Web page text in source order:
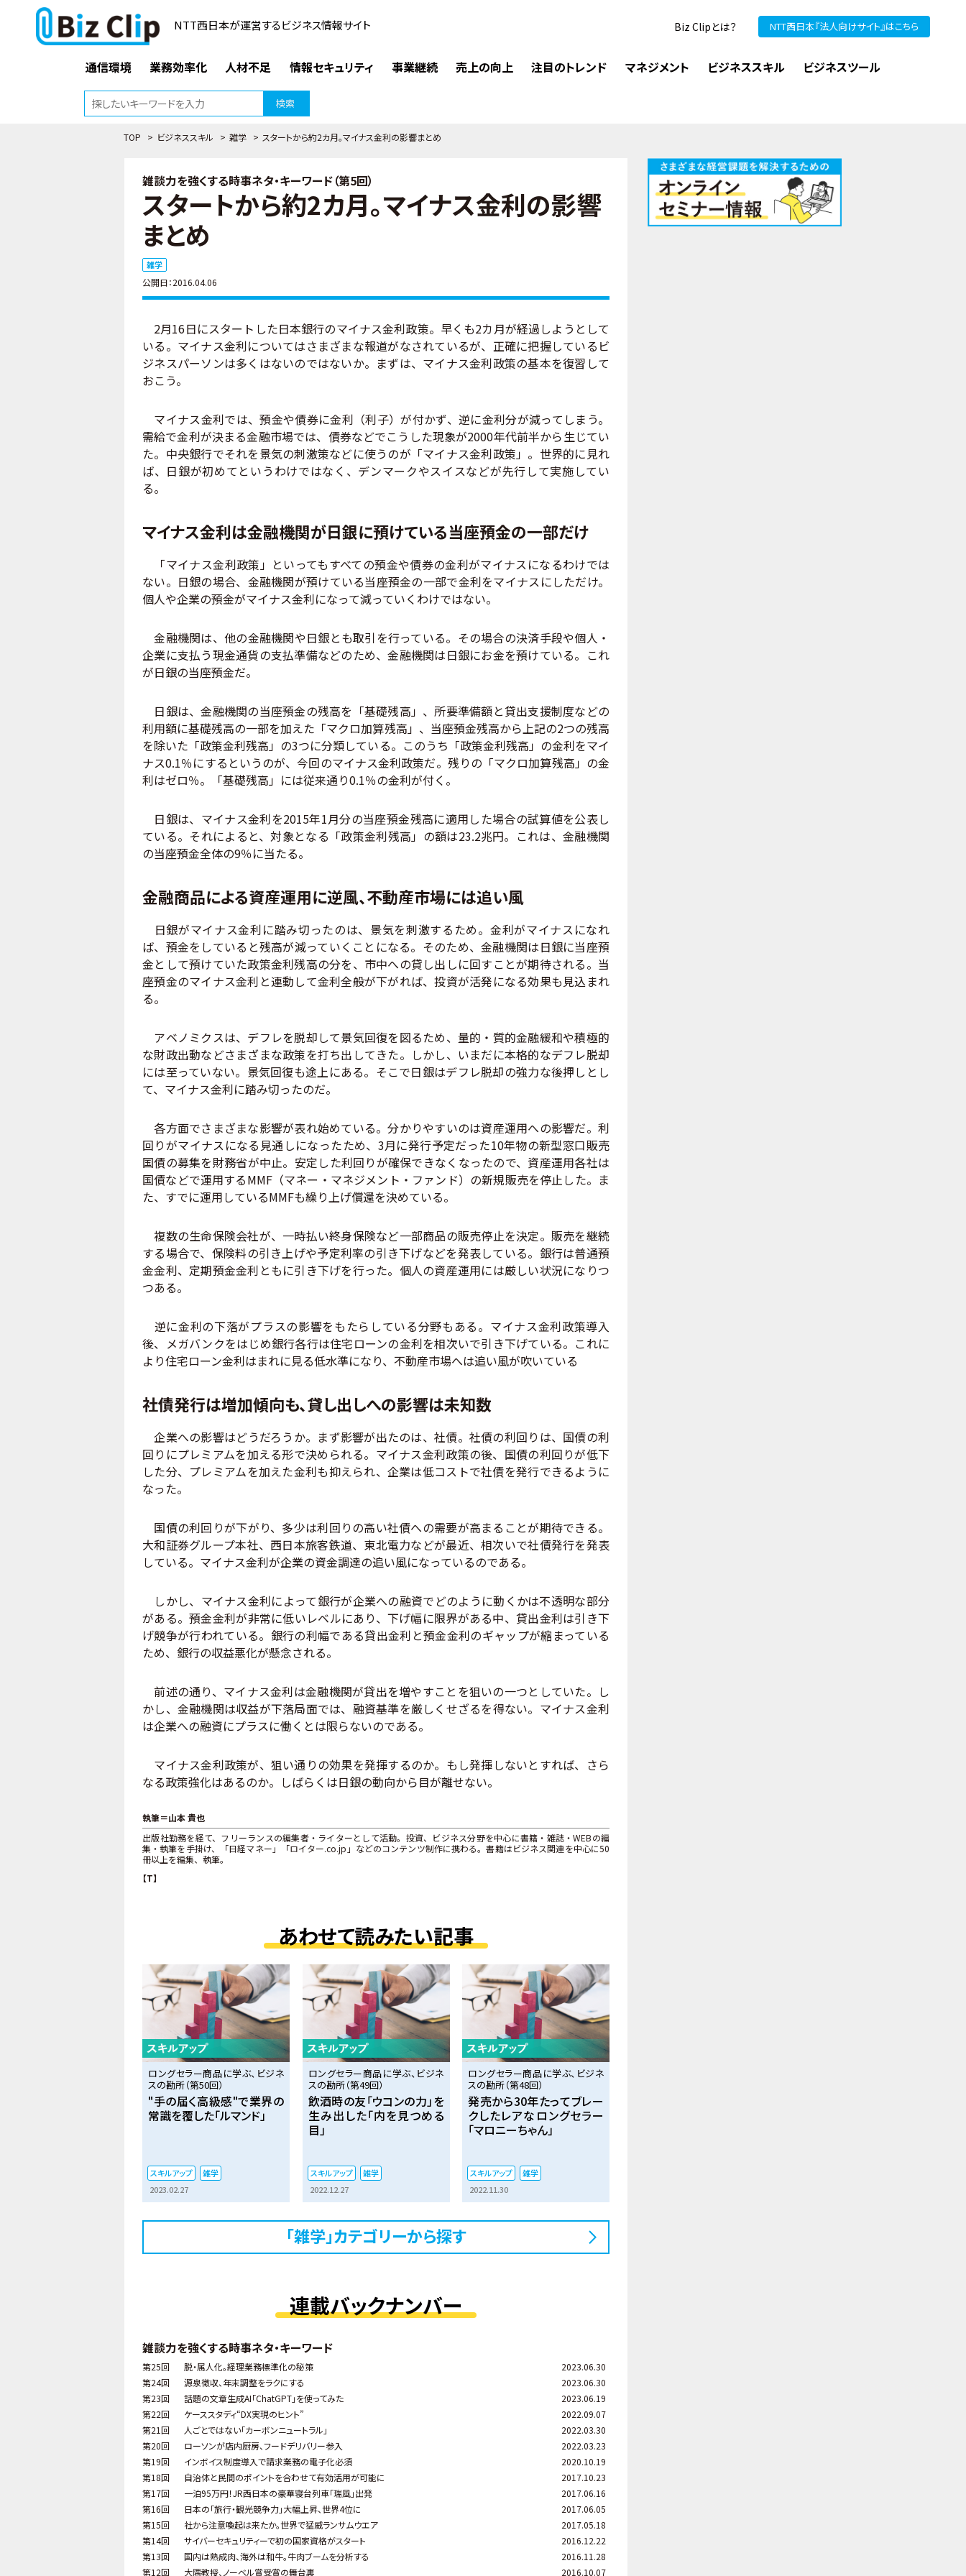
NTT西日本が運営するビジネス情報サイト Biz Clipとは？ NTT西日本『法人向けサイト』はこちら
通信環境 業務効率化 人材不足 情報セキュリティ 事業継続 売上の向上 注目のトレンド マネジメント ビジネススキル ビジネスツール
検索
TOP > ビジネススキル > 雑学 > スタートから約2カ月。マイナス金利の影響まとめ
雑談力を強くする時事ネタ・キーワード（第5回）
スタートから約2カ月。マイナス金利の影響
まとめ
雑学
公開日：2016.04.06
2月16日にスタートした日本銀行のマイナス金利政策。早くも2カ月が経過しようとして
いる。マイナス金利についてはさまざまな報道がなされているが、正確に把握しているビ
ジネスパーソンは多くはないのではないか。まずは、マイナス金利政策の基本を復習して
おこう。
マイナス金利では、預金や債券に金利（利子）が付かず、逆に金利分が減ってしまう。
需給で金利が決まる金融市場では、債券などでこうした現象が2000年代前半から生じてい
た。中央銀行でそれを景気の刺激策などに使うのが「マイナス金利政策」。世界的に見れ
ば、日銀が初めてというわけではなく、デンマークやスイスなどが先行して実施してい
る。
マイナス金利は金融機関が日銀に預けている当座預金の一部だけ
「マイナス金利政策」といってもすべての預金や債券の金利がマイナスになるわけでは
ない。日銀の場合、金融機関が預けている当座預金の一部で金利をマイナスにしただけ。
個人や企業の預金がマイナス金利になって減っていくわけではない。
金融機関は、他の金融機関や日銀とも取引を行っている。その場合の決済手段や個人・
企業に支払う現金通貨の支払準備などのため、金融機関は日銀にお金を預けている。これ
が日銀の当座預金だ。
日銀は、金融機関の当座預金の残高を「基礎残高」、所要準備額と貸出支援制度などの
利用額に基礎残高の一部を加えた「マクロ加算残高」、当座預金残高から上記の2つの残高
を除いた「政策金利残高」の3つに分類している。このうち「政策金利残高」の金利をマイ
ナス0.1％にするというのが、今回のマイナス金利政策だ。残りの「マクロ加算残高」の金
利はゼロ％。「基礎残高」には従来通り0.1％の金利が付く。
日銀は、マイナス金利を2015年1月分の当座預金残高に適用した場合の試算値を公表し
ている。それによると、対象となる「政策金利残高」の額は23.2兆円。これは、金融機関
の当座預金全体の9％に当たる。
金融商品による資産運用に逆風、不動産市場には追い風
日銀がマイナス金利に踏み切ったのは、景気を刺激するため。金利がマイナスになれ
ば、預金をしていると残高が減っていくことになる。そのため、金融機関は日銀に当座預
金として預けていた政策金利残高の分を、市中への貸し出しに回すことが期待される。当
座預金のマイナス金利と連動して金利全般が下がれば、投資が活発になる効果も見込まれ
る。
アベノミクスは、デフレを脱却して景気回復を図るため、量的・質的金融緩和や積極的
な財政出動などさまざまな政策を打ち出してきた。しかし、いまだに本格的なデフレ脱却
には至っていない。景気回復も途上にある。そこで日銀はデフレ脱却の強力な後押しとし
て、マイナス金利に踏み切ったのだ。
各方面でさまざまな影響が表れ始めている。分かりやすいのは資産運用への影響だ。利
回りがマイナスになる見通しになったため、3月に発行予定だった10年物の新型窓口販売
国債の募集を財務省が中止。安定した利回りが確保できなくなったので、資産運用各社は
国債などで運用するMMF（マネー・マネジメント・ファンド）の新規販売を停止した。ま
た、すでに運用しているMMFも繰り上げ償還を決めている。
複数の生命保険会社が、一時払い終身保険など一部商品の販売停止を決定。販売を継続
する場合で、保険料の引き上げや予定利率の引き下げなどを発表している。銀行は普通預
金金利、定期預金金利ともに引き下げを行った。個人の資産運用には厳しい状況になりつ
つある。
逆に金利の下落がプラスの影響をもたらしている分野もある。マイナス金利政策導入
後、メガバンクをはじめ銀行各行は住宅ローンの金利を相次いで引き下げている。これに
より住宅ローン金利はまれに見る低水準になり、不動産市場へは追い風が吹いている
社債発行は増加傾向も、貸し出しへの影響は未知数
企業への影響はどうだろうか。まず影響が出たのは、社債。社債の利回りは、国債の利
回りにプレミアムを加える形で決められる。マイナス金利政策の後、国債の利回りが低下
した分、プレミアムを加えた金利も抑えられ、企業は低コストで社債を発行できるように
なった。
国債の利回りが下がり、多少は利回りの高い社債への需要が高まることが期待できる。
大和証券グループ本社、西日本旅客鉄道、東北電力などが最近、相次いで社債発行を発表
している。マイナス金利が企業の資金調達の追い風になっているのである。
しかし、マイナス金利によって銀行が企業への融資でどのように動くかは不透明な部分
がある。預金金利が非常に低いレベルにあり、下げ幅に限界がある中、貸出金利は引き下
げ競争が行われている。銀行の利幅である貸出金利と預金金利のギャップが縮まっている
ため、銀行の収益悪化が懸念される。
前述の通り、マイナス金利は金融機関が貸出を増やすことを狙いの一つとしていた。し
かし、金融機関は収益が下落局面では、融資基準を厳しくせざるを得ない。マイナス金利
は企業への融資にプラスに働くとは限らないのである。
マイナス金利政策が、狙い通りの効果を発揮するのか。もし発揮しないとすれば、さら
なる政策強化はあるのか。しばらくは日銀の動向から目が離せない。
執筆＝山本 貴也
出版社勤務を経て、フリーランスの編集者・ライターとして活動。投資、ビジネス分野を中心に書籍・雑誌・WEBの編
集・執筆を手掛け、「日経マネー」「ロイター.co.jp」などのコンテンツ制作に携わる。書籍はビジネス関連を中心に50
冊以上を編集、執筆。
【T】
あわせて読みたい記事
ロングセラー商品に学ぶ、ビジネ
スの勘所（第50回）
"手の届く高級感"で業界の
常識を覆した「ルマンド」
スキルアップ
雑学
2023.02.27
ロングセラー商品に学ぶ、ビジネ
スの勘所（第49回）
飲酒時の友「ウコンの力」を
生み出した「内を見つめる
目」
スキルアップ
雑学
2022.12.27
ロングセラー商品に学ぶ、ビジネ
スの勘所（第48回）
発売から30年たってブレー
クしたレアなロングセラー
「マロニーちゃん」
スキルアップ
雑学
2022.11.30
「雑学」カテゴリーから探す
連載バックナンバー
雑談力を強くする時事ネタ・キーワード
第25回 脱・属人化。経理業務標準化の秘策
2023.06.30
第24回
源泉徴収、年末調整をラクにする
2023.06.30
第23回
話題の文章生成AI「ChatGPT」を使ってみた
2023.06.19
第22回
ケーススタディ“DX実現のヒント”
2022.09.07
第21回
人ごとではない「カーボンニュートラル」
2022.03.30
第20回
ローソンが店内厨房、フードデリバリー参入
2022.03.23
第19回
インボイス制度導入で請求業務の電子化必須
2020.10.19
第18回
自治体と民間のポイントを合わせて有効活用が可能に
2017.10.23
第17回
一泊95万円！JR西日本の豪華寝台列車「瑞風」出発
2017.06.16
第16回
日本の「旅行・観光競争力」大幅上昇、世界4位に
2017.06.05
第15回
社から注意喚起は来たか。世界で猛威ランサムウエア
2017.05.18
第14回
サイバーセキュリティーで初の国家資格がスタート
2016.12.22
第13回
国内は熟成肉、海外は和牛。牛肉ブームを分析する
2016.11.28
第12回
大隅教授、ノーベル賞受賞の舞台裏 2016.10.07